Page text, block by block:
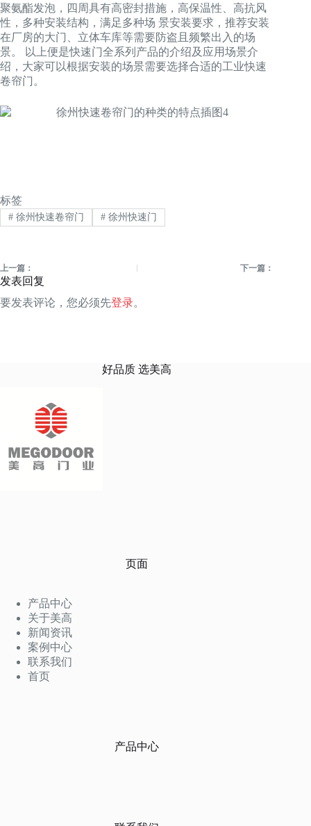
聚氨酯发泡，四周具有高密封措施，高保温性、高抗风
性，多种安装结构，满足多种场 景安装要求，推荐安装
在厂房的大门、立体车库等需要防盗且频繁出入的场
景。 以上便是快速门全系列产品的介绍及应用场景介
绍，大家可以根据安装的场景需要选择合适的工业快速
卷帘门。
标签
#徐州快速卷帘门 #徐州快速门
上一篇： 下一篇：
发表回复
要发表评论，您必须先登录。
好品质 选美高
页面
产品中心
关于美高
新闻资讯
案例中心
联系我们
首页
产品中心